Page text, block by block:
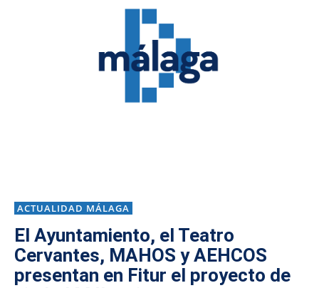
ACTUALIDAD MÁLAGA
El Ayuntamiento, el Teatro
Cervantes, MAHOS y AEHCOS
presentan en Fitur el proyecto de